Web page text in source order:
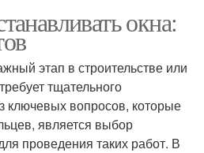
окна:
этап в строительстве или
тщательного
ключевых вопросов, которые
является выбор
проведения таких работ. В